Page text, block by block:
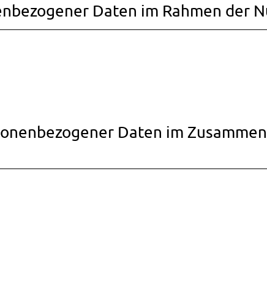
Daten im Rahmen der
Daten im